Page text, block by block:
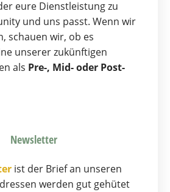
eure Dienstleistung zu
und uns passt. Wenn wir
schauen wir, ob es
unserer zukünftigen
als Pre-, Mid- oder Post-
Newsletter
ist der Brief an unseren
werden gut gehütet